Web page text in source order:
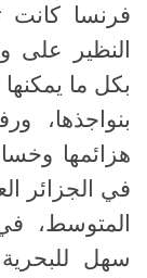
فرنسا
النظير على
بكل ما
بنواجذها،
هزائمها
في الجزائر
المتوسط،
سهل